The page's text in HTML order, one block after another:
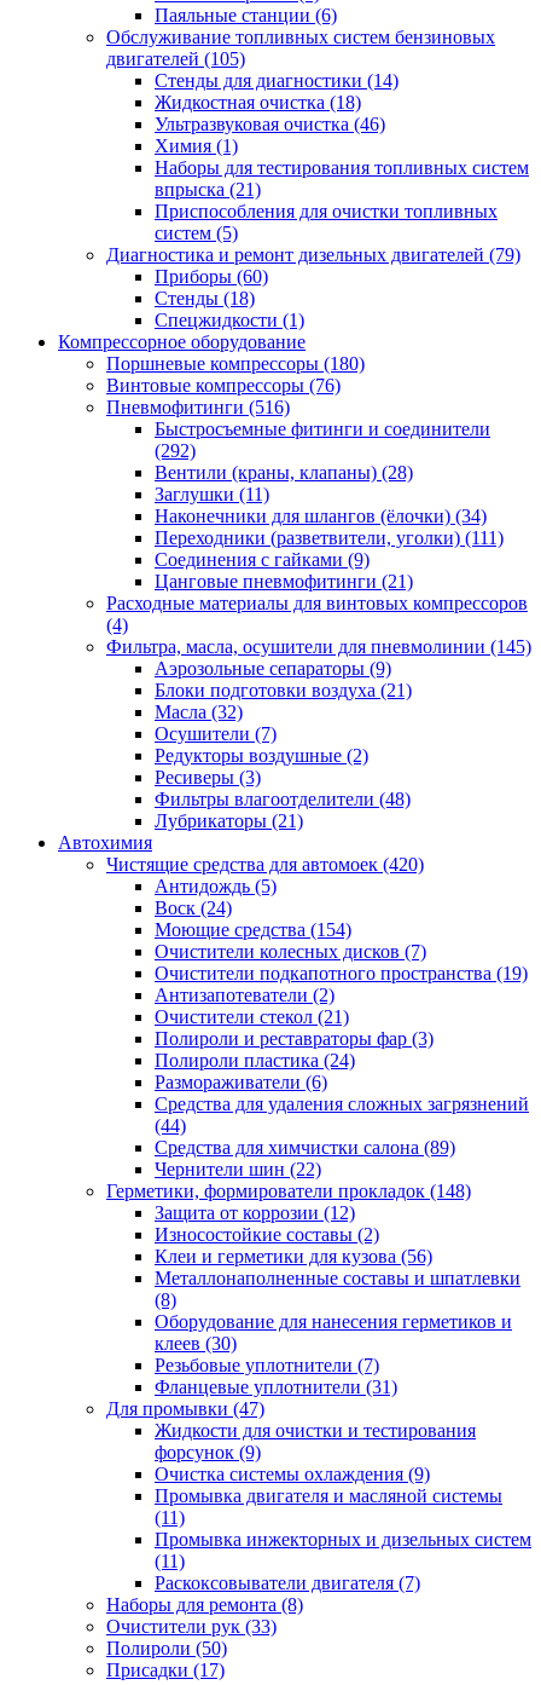
Паяльные станции (6)
Обслуживание топливных систем бензиновых
двигателей (105)
Стенды для диагностики (14)
Жидкостная очистка (18)
Ультразвуковая очистка (46)
Химия (1)
Наборы для тестирования топливных систем
впрыска (21)
Приспособления для очистки топливных
систем (5)
Диагностика и ремонт дизельных двигателей (79)
Приборы (60)
Стенды (18)
Спецжидкости (1)
Компрессорное оборудование
Поршневые компрессоры (180)
Винтовые компрессоры (76)
Пневмофитинги (516)
Быстросъемные фитинги и соединители
(292)
Вентили (краны, клапаны) (28)
Заглушки (11)
Наконечники для шлангов (ёлочки) (34)
Переходники (разветвители, уголки) (111)
Соединения с гайками (9)
Цанговые пневмофитинги (21)
Расходные материалы для винтовых компрессоров
(4)
Фильтра, масла, осушители для пневмолинии (145)
Аэрозольные сепараторы (9)
Блоки подготовки воздуха (21)
Масла (32)
Осушители (7)
Редукторы воздушные (2)
Ресиверы (3)
Фильтры влагоотделители (48)
Лубрикаторы (21)
Автохимия
Чистящие средства для автомоек (420)
Антидождь (5)
Воск (24)
Моющие средства (154)
Очистители колесных дисков (7)
Очистители подкапотного пространства (19)
Антизапотеватели (2)
Очистители стекол (21)
Полироли и реставраторы фар (3)
Полироли пластика (24)
Размораживатели (6)
Средства для удаления сложных загрязнений
(44)
Средства для химчистки салона (89)
Чернители шин (22)
Герметики, формирователи прокладок (148)
Защита от коррозии (12)
Износостойкие составы (2)
Клеи и герметики для кузова (56)
Металлонаполненные составы и шпатлевки
(8)
Оборудование для нанесения герметиков и
клеев (30)
Резьбовые уплотнители (7)
Фланцевые уплотнители (31)
Для промывки (47)
Жидкости для очистки и тестирования
форсунок (9)
Очистка системы охлаждения (9)
Промывка двигателя и масляной системы
(11)
Промывка инжекторных и дизельных систем
(11)
Раскоксовыватели двигателя (7)
Наборы для ремонта (8)
Очистители рук (33)
Полироли (50)
Присадки (17)